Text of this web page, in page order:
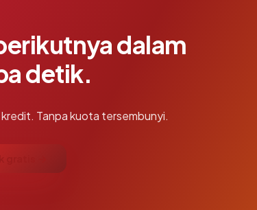
dalam
detik.
Tanpa kuota tersembunyi.
gratis →